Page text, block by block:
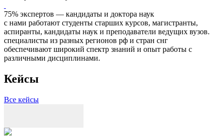
75% экспертов — кандидаты и доктора наук
с нами работают студенты старших курсов, магистранты,
аспиранты, кандидаты наук и преподаватели ведущих вузов.
специалисты из разных регионов рф и стран снг
обеспечивают широкий спектр знаний и опыт работы с
различными дисциплинами.
Кейсы
Все кейсы